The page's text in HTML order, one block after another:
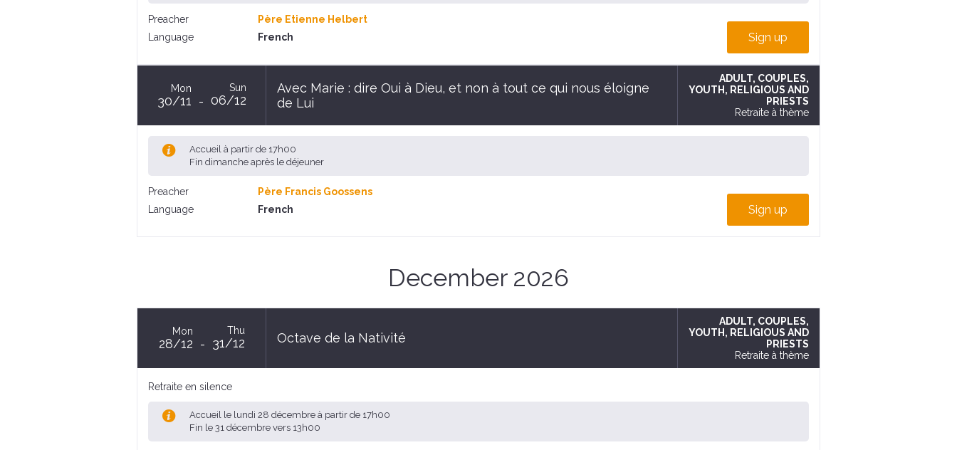
Preacher
Père Etienne Helbert
Language
French Sign up
Mon
30/11
Sun
06/12
Avec Marie : dire Oui à Dieu, et non à tout ce qui nous éloigne
de Lui
ADULT, COUPLES,
YOUTH , RELIGIOUS AND
PRIESTS
Retraite à thème
Accueil à partir de 17h00
Fin dimanche après le déjeuner
Preacher
Père Francis Goossens
Language
French Sign up
December 2026
Mon
28/12
Thu
31/12 Octave de la Nativité
ADULT, COUPLES,
YOUTH , RELIGIOUS AND
PRIESTS
Retraite à thème
Retraite en silence
Accueil le lundi 28 décembre à partir de 17h00
Fin le 31 décembre vers 13h00